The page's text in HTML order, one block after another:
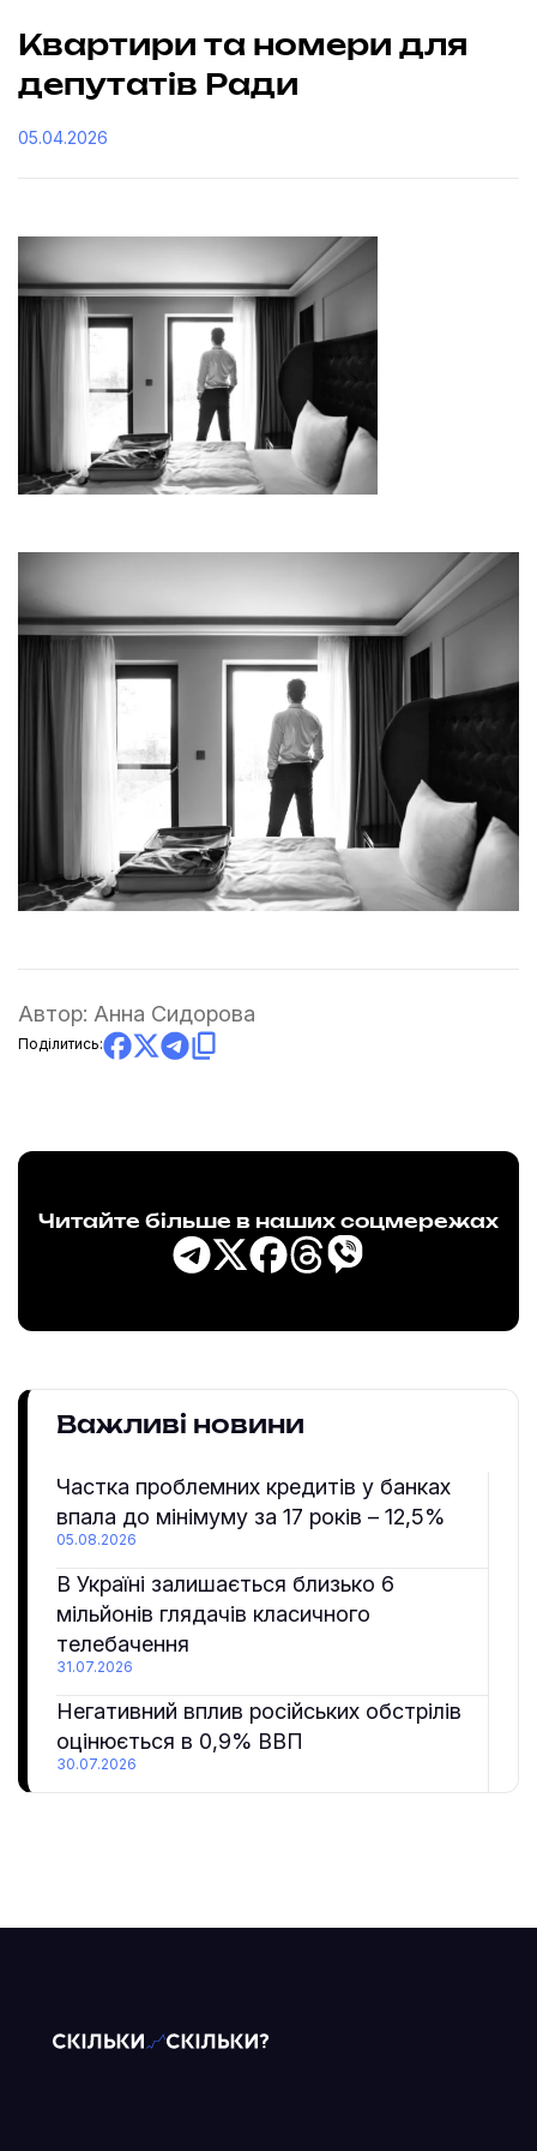
Квартири та номери для
депутатів Ради
05.04.2026
Автор: Анна Сидорова
Поділитись:
Читайте більше в наших соцмережах
Важливі новини
Частка проблемних кредитів у банках
впала до мінімуму за 17 років – 12,5%
05.08.2026
В Україні залишається близько 6
мільйонів глядачів класичного
телебачення
31.07.2026
Негативний вплив російських обстрілів
оцінюється в 0,9% ВВП
30.07.2026